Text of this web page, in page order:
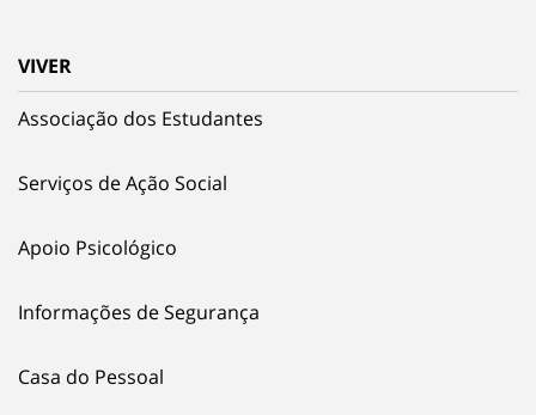
VIVER
Associação dos Estudantes
Serviços de Ação Social
Apoio Psicológico
Informações de Segurança
Casa do Pessoal